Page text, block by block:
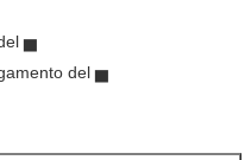
▅
del ▅